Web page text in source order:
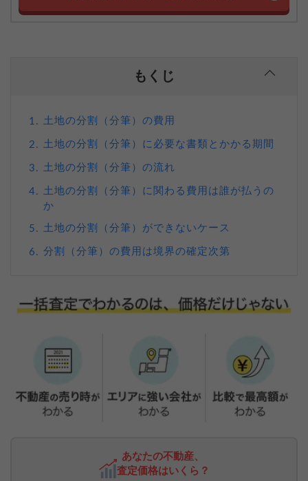
もくじ
1. 土地の分割（分筆）の費用
2. 土地の分割（分筆）に必要な書類とかかる期間
3. 土地の分割（分筆）の流れ
4.
土地の分割（分筆）に関わる費用は誰が払うの
か
5. 土地の分割（分筆）ができないケース
6. 分割（分筆）の費用は境界の確定次第
あなたの不動産、
査定価格はいくら？